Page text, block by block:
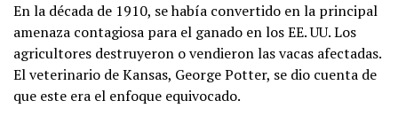
En la década de 1910, se había convertido en la principal
amenaza contagiosa para el ganado en los EE. UU. Los
agricultores destruyeron o vendieron las vacas afectadas.
El veterinario de Kansas, George Potter, se dio cuenta de
que este era el enfoque equivocado.